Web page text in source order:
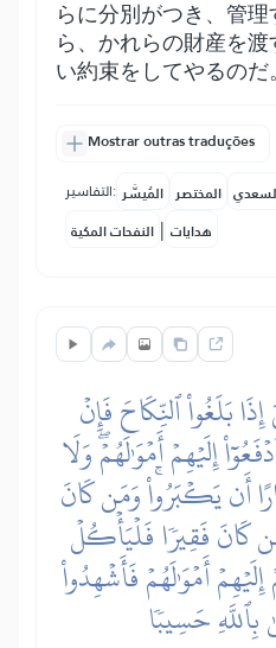
らに分別がつき、管
ら、かれらの財産を渡
い約束をしてやるのだ
Mostrar outras traduções
التفاسير: المُيسَّر المختصر
النفحات المكية | هدايات
بَلَغُواْ ٱلنِّكَاحَ فَإِنۡ
إِلَيۡهِمۡ أَمۡوَٰلَهُمۡۖ وَلَا
أَن يَكۡبَرُواْۚ وَمَن كَانَ
كَانَ فَقِيرٗا فَلۡيَأۡكُلۡ
أَمۡوَٰلَهُمۡ فَأَشۡهِدُواْ
حَسِيبٗا